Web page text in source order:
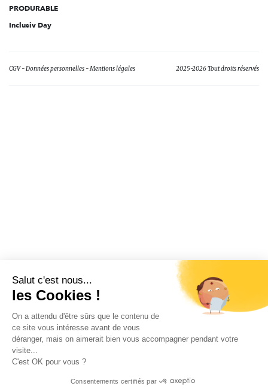
PRODURABLE
Inclusiv Day
CGV Données personnelles Mentions légales 2025-2026 Tout droits réservés
Salut c'est nous...
les Cookies !
On a attendu d'être sûrs que le contenu de
ce site vous intéresse avant de vous
déranger, mais on aimerait bien vous accompagner pendant votre
visite...
C'est OK pour vous ?
Consentements certifiés par